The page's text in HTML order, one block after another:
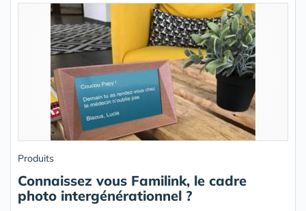
Produits
Connaissez vous Familink, le cadre
photo intergénérationnel ?